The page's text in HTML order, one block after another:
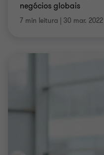
negócios globais
7 min leitura | 30 mar. 2022